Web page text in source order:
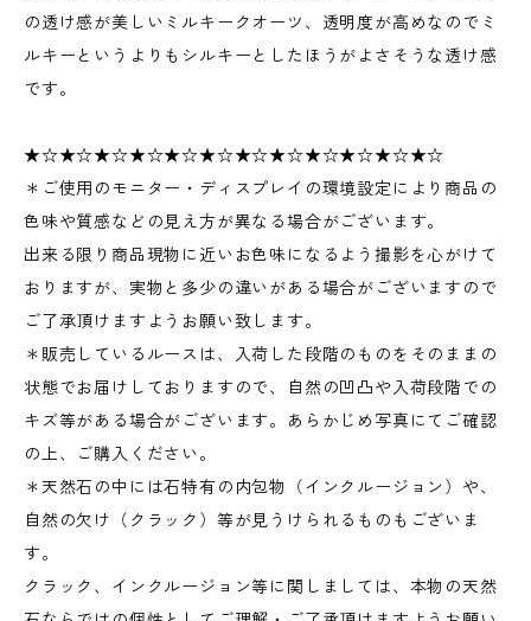
の透け感が美しいミルキークオーツ、透明度が高めなのでミ
ルキーというよりもシルキーとしたほうがよさそうな透け感
です。
★☆★☆★☆★☆★☆★☆★☆★☆★☆★☆★☆★☆
＊ご使用のモニター・ディスプレイの環境設定により商品の
色味や質感などの見え方が異なる場合がございます。
出来る限り商品現物に近いお色味になるよう撮影を心がけて
おりますが、実物と多少の違いがある場合がございますので
ご了承頂けますようお願い致します。
＊販売しているルースは、入荷した段階のものをそのままの
状態でお届けしておりますので、自然の凹凸や入荷段階での
キズ等がある場合がございます。あらかじめ写真にてご確認
の上、ご購入ください。
＊天然石の中には石特有の内包物（インクルージョン）や、
自然の欠け（クラック）等が見うけられるものもございま
す。
クラック、インクルージョン等に関しましては、本物の天然